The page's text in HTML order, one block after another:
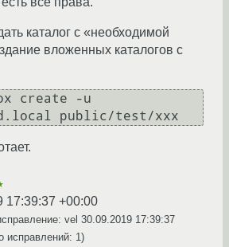
каталог с «необходимой
вложенных каталогов с
create -u
public/test/xxx
17:39:37 +00:00
vel 30.09.2019 17:39:37
исправлений: 1)